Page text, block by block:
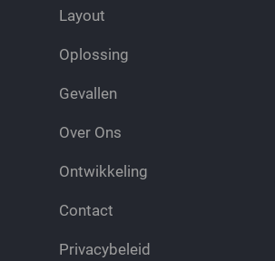
Layout
Oplossing
Gevallen
Over Ons
Ontwikkeling
Contact
Privacybeleid